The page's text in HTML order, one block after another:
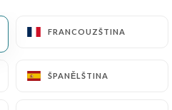
FRANCOUZŠTINA
ŠPANĚLŠTINA
FRANCOUZŠTINA
ŠPANĚLŠTINA